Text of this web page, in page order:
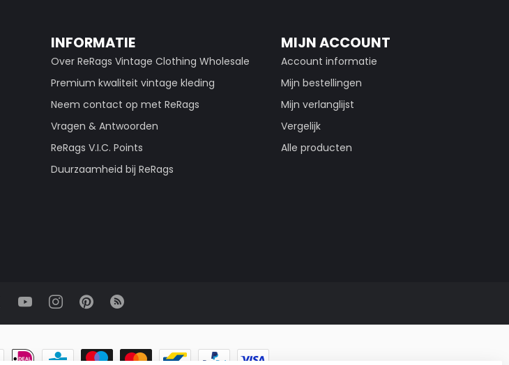
INFORMATIE
Over ReRags Vintage Clothing Wholesale
Premium kwaliteit vintage kleding
Neem contact op met ReRags
Vragen & Antwoorden
ReRags V.I.C. Points
Duurzaamheid bij ReRags
MIJN ACCOUNT
Account informatie
Mijn bestellingen
Mijn verlanglijst
Vergelijk
Alle producten